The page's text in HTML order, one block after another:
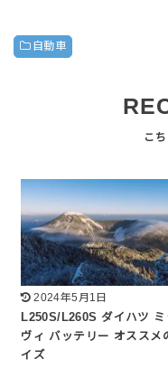
自動車
2024年5月1日
L250S/L260S ダイハツ ミ
ヴィ バッテリー オススメ
イズ